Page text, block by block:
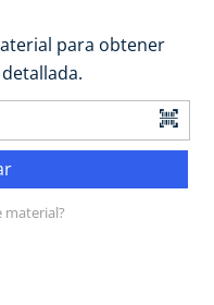
para obtener
material?